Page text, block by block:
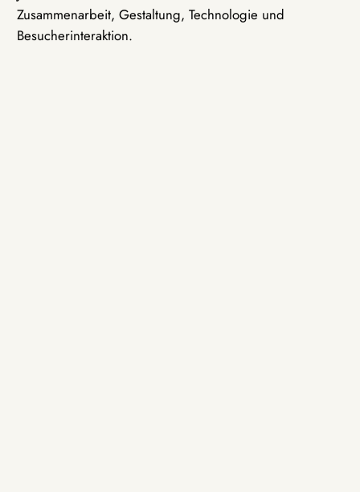
Zusammenarbeit, Gestaltung, Technologie und
Besucherinteraktion.